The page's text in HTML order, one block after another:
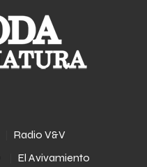
Radio V&V
El Avivamiento